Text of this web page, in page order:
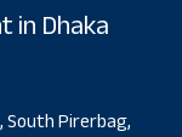
in Dhaka
South Pirerbag,